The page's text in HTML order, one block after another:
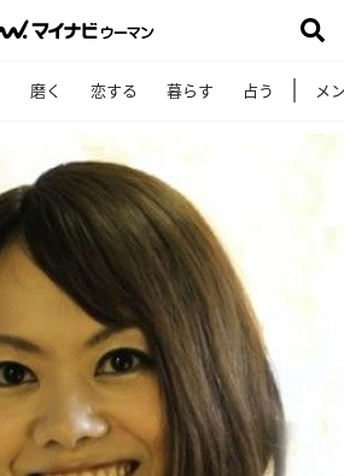
磨く 恋する 暮らす 占う メ